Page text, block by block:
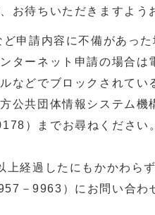
お待ちいただきますよう
ど申請内容に不備があっ
ターネット申請の場合は
などでブロックされて
公共団体情報システム
）までお尋ねくださ
上経過したにもかかわら
－9963 ）にお問い合わ